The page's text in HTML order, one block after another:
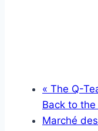
« The Q-
Back to
Marché